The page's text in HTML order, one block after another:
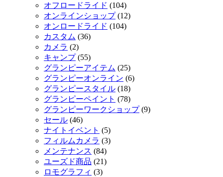
オフロードライド (104)
オンラインショップ(12)
オンロードライド (104)
カスタム (36)
カメラ (2)
キャンプ(55)
グランピーアイテム (25)
グランピーオンライン (6)
グランピースタイル (18)
グランピーペイント (78)
グランピーワークショップ(9)
セール (46)
ナイトイベント (5)
フィルムカメラ (3)
メンテナンス (84)
ユーズド商品 (21)
ロモグラフィ (3)